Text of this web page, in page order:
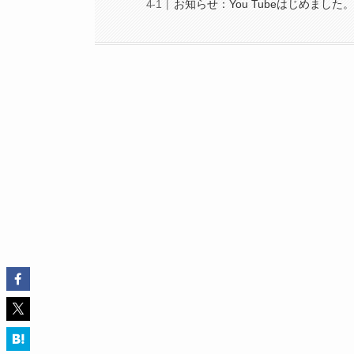
お知らせ：You Tubeはじめました。